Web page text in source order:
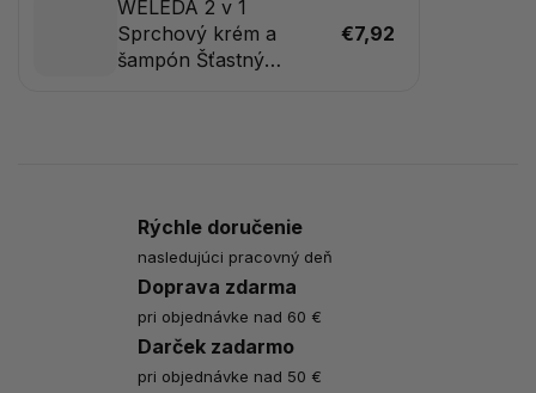
WELEDA 2 v 1
Sprchový krém a
šampón Šťastný
€7,92
Rýchle doručenie
nasledujúci pracovný deň
Doprava zdarma
pri objednávke nad 60 €
Darček zadarmo
pri objednávke nad 50 €